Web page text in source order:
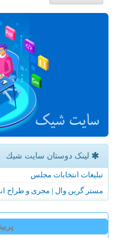
لینک دوستان سایت شیك
تبلیغات انتخابات مجلس
مستر گرین وال | مجری و طراح